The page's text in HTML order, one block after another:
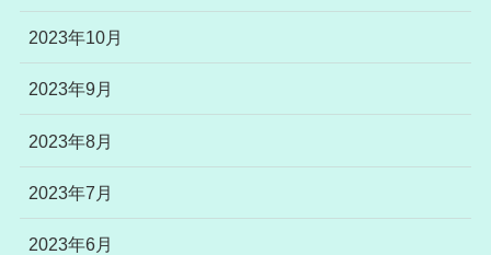
2023年10月
2023年9月
2023年8月
2023年7月
2023年6月